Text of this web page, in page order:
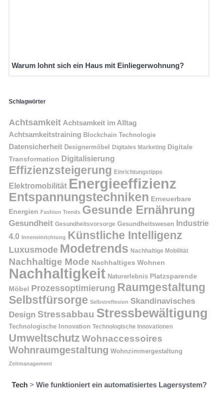
Warum lohnt sich ein Haus mit Einliegerwohnung?
Schlagwörter
Achtsamkeit Achtsamkeit im Alltag
Achtsamkeitstraining Blockchain Technologie
Datensicherheit Designermöbel Digitales Marketing Digitale
Transformation Digitalisierung
Effizienzsteigerung Einrichtungstipps
Elektromobilität Energieeffizienz
Entspannungstechniken Erneuerbare
Energien Fashion Trends Gesunde Ernährung
Gesundheit Gesundheitsvorsorge Gesundheitswesen
Industrie
4.0
Inneneinrichtung Künstliche Intelligenz
Luxusmode Modetrends Nachhaltige Mobilität
Nachhaltige Mode Nachhaltiges Wohnen
Nachhaltigkeit Naturerlebnis Platzsparende
Möbel
Prozessoptimierung Raumgestaltung
Selbstfürsorge Selbstreflexion Skandinavisches
Design Stressabbau Stressbewältigung
Technologische Innovation Technologische Innovationen
Umweltschutz Wohnaccessoires
Wohnraumgestaltung Wohnzimmergestaltung
Zeitmanagement
Tech> Wie funktioniert ein automatisiertes Lagersystem?